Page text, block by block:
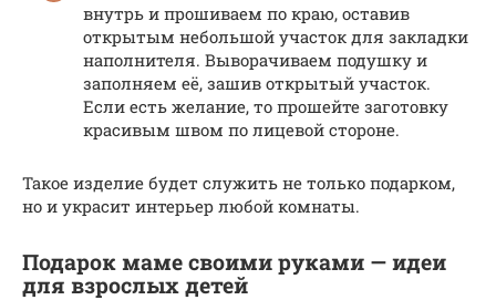
внутрь и прошиваем по краю, оставив
открытым небольшой участок для закладки
наполнителя. Выворачиваем подушку и
заполняем её, зашив открытый участок.
Если есть желание, то прошейте заготовку
красивым швом по лицевой стороне.
Такое изделие будет служить не только подарком,
но и украсит интерьер любой комнаты.
Подарок маме своими руками — идеи
для взрослых детей